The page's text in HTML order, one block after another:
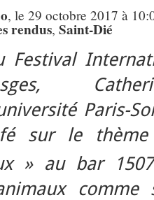
, le 29 octobre 2017 à
rendus, Saint-Dié
Festival
Paris-
sur le
» au bar
comme